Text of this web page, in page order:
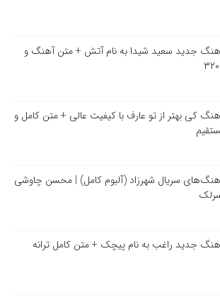
آهنگ جدید سعید شیدا به نام آتش + متن آهنگ و
کی بهتر از تو عارف با کیفیت عالی + متن کامل و
آهنگ‌های سریال شهرزاد (آلبوم کامل) | محسن چاوشی
آهنگ جدید راغب به نام پیچک + متن کامل ترانه